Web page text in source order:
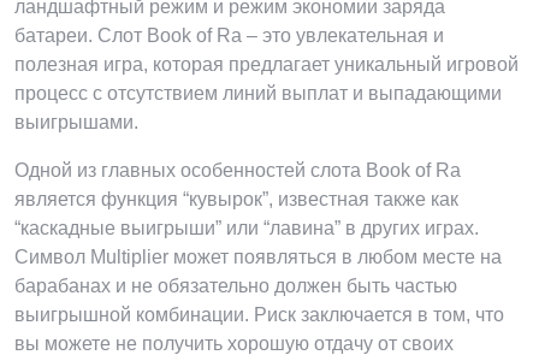
ландшафтный режим и режим экономии заряда
батареи. Слот Book of Ra – это увлекательная и
полезная игра, которая предлагает уникальный игровой
процесс с отсутствием линий выплат и выпадающими
выигрышами.
Одной из главных особенностей слота Book of Ra
является функция “кувырок”, известная также как
“каскадные выигрыши” или “лавина” в других играх.
Символ Multiplier может появляться в любом месте на
барабанах и не обязательно должен быть частью
выигрышной комбинации. Риск заключается в том, что
вы можете не получить хорошую отдачу от своих